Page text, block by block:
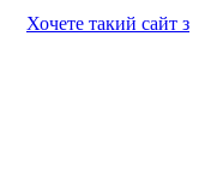
Хочете такий сайт з